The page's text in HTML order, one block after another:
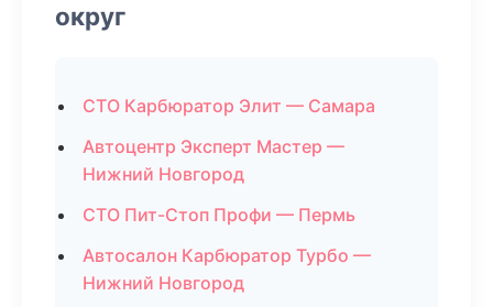
округ
СТО Карбюратор Элит — Самара
Автоцентр Эксперт Мастер —
Нижний Новгород
СТО Пит-Стоп Профи — Пермь
Автосалон Карбюратор Турбо —
Нижний Новгород